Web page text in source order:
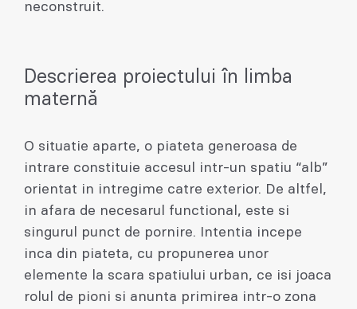
neconstruit.
Descrierea proiectului în limba
maternă
O situatie aparte, o piateta generoasa de
intrare constituie accesul intr-un spatiu “alb”
orientat in intregime catre exterior. De altfel,
in afara de necesarul functional, este si
singurul punct de pornire. Intentia incepe
inca din piateta, cu propunerea unor
elemente la scara spatiului urban, ce isi joaca
rolul de pioni si anunta primirea intr-o zona